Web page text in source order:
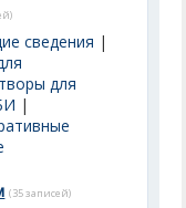
сведения |
для
|
(35 записей)